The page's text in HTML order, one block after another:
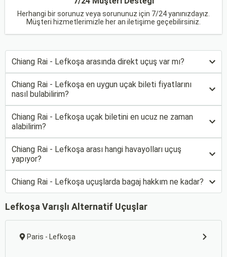
Herhangi bir sorunuz veya sorununuz için 7/24 yanınızdayız.
Müşteri hizmetlerimizle her an iletişime geçebilirsiniz.
Chiang Rai - Lefkoşa arasında direkt uçuş var mı?
Chiang Rai - Lefkoşa en uygun uçak bileti fiyatlarını
nasıl bulabilirim?
Chiang Rai - Lefkoşa uçak biletini en ucuz ne zaman
alabilirim?
Chiang Rai - Lefkoşa arası hangi havayolları uçuş
yapıyor?
Chiang Rai - Lefkoşa uçuşlarda bagaj hakkım ne kadar?
Lefkoşa Varışlı Alternatif Uçuşlar
Paris - Lefkoşa